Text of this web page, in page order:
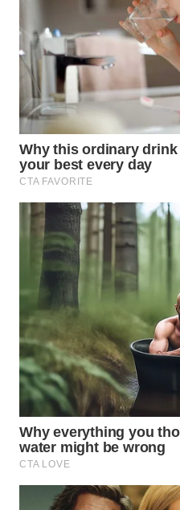
SULUT
WN
MALUKU
WN
MALUT
DAIRI
WN
DANAU
TOBA
WN
NIAS
WN
LANGKAT
WN
TAPANULI